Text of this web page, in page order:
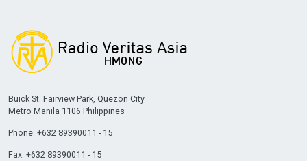
Buick St. Fairview Park, Quezon City
Metro Manila 1106 Philippines
Phone: +632 89390011 - 15
Fax: +632 89390011 - 15